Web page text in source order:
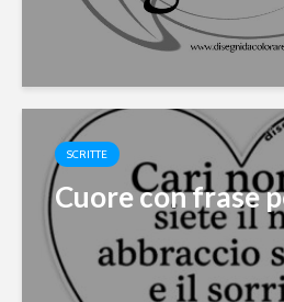
SCRITTE
Cuore con frase